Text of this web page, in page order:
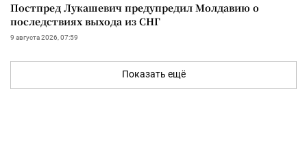
Постпред Лукашевич предупредил Молдавию о
последствиях выхода из СНГ
9 августа 2026, 07:59
Показать ещё